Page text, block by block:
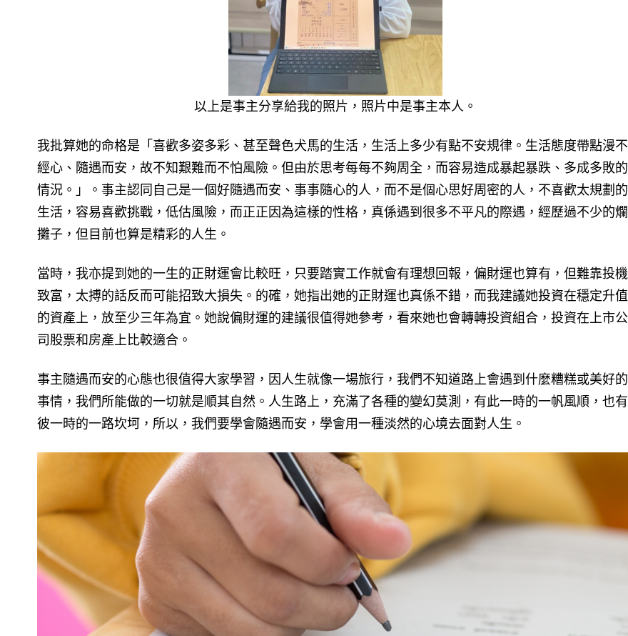
以上是事主分享給我的照片，照片中是事主本人。
我批算她的命格是「喜歡多姿多彩、甚至聲色犬馬的生活，生活上多少有點不安規律。生活態度帶點漫不
經心、隨遇而安，故不知艱難而不怕風險。但由於思考每每不夠周全，而容易造成暴起暴跌、多成多敗的
情況。」。事主認同自己是一個好隨遇而安、事事隨心的人，而不是個心思好周密的人，不喜歡太規劃的
生活，容易喜歡挑戰，低估風險，而正正因為這樣的性格，真係遇到很多不平凡的際遇，經歷過不少的爛
攤子，但目前也算是精彩的人生。
當時，我亦提到她的一生的正財運會比較旺，只要踏實工作就會有理想回報，偏財運也算有，但難靠投機
致富，太搏的話反而可能招致大損失。的確，她指出她的正財運也真係不錯，而我建議她投資在穩定升值
的資產上，放至少三年為宜。她說偏財運的建議很值得她參考，看來她也會轉轉投資組合，投資在上市公
司股票和房產上比較適合。
事主隨遇而安的心態也很值得大家學習，因人生就像一場旅行，我們不知道路上會遇到什麼糟糕或美好的
事情，我們所能做的一切就是順其自然。人生路上，充滿了各種的變幻莫測，有此一時的一帆風順，也有
彼一時的一路坎坷，所以，我們要學會隨遇而安，學會用一種淡然的心境去面對人生。